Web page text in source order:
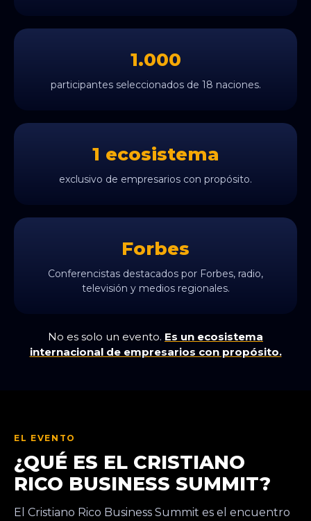
1.000
participantes seleccionados de 18 naciones.
1 ecosistema
exclusivo de empresarios con propósito.
Forbes
Conferencistas destacados por Forbes, radio,
televisión y medios regionales.
No es solo un evento. Es un ecosistema
internacional de empresarios con propósito.
EL EVENTO
¿QUÉ ES EL CRISTIANO
RICO BUSINESS SUMMIT?
El Cristiano Rico Business Summit es el encuentro